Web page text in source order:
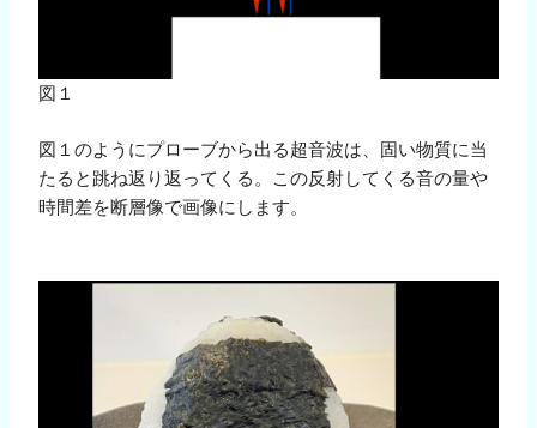
図１
図１のようにプローブから出る超音波は、固い物質に当
たると跳ね返り返ってくる。この反射してくる音の量や
時間差を断層像で画像にします。